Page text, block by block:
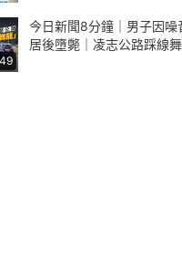
今日新聞8分鐘｜男子因噪
居後墮斃｜凌志公路踩線